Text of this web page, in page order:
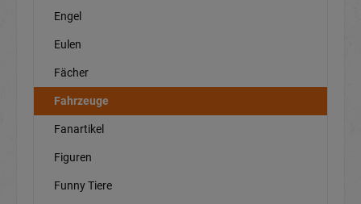
Engel
Eulen
Fächer
Fahrzeuge
Fanartikel
Figuren
Funny Tiere